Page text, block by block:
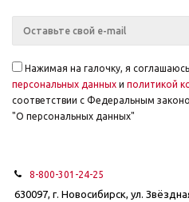
Нажимая на галочку, я
персональных данных и политикой
соответствии с Федеральным
"О персональных данных"
8-800-301-24-25
630097, г. Новосибирск, ул.